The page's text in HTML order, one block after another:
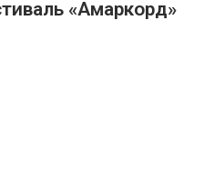
«Амаркорд»